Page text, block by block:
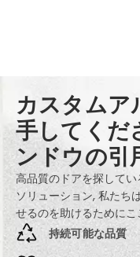
カスタムア
手してくだ
ンドウの引
高品質のドアを探して
ソリューション, 私たち
せるのを助けるためにこ
持続可能な品質